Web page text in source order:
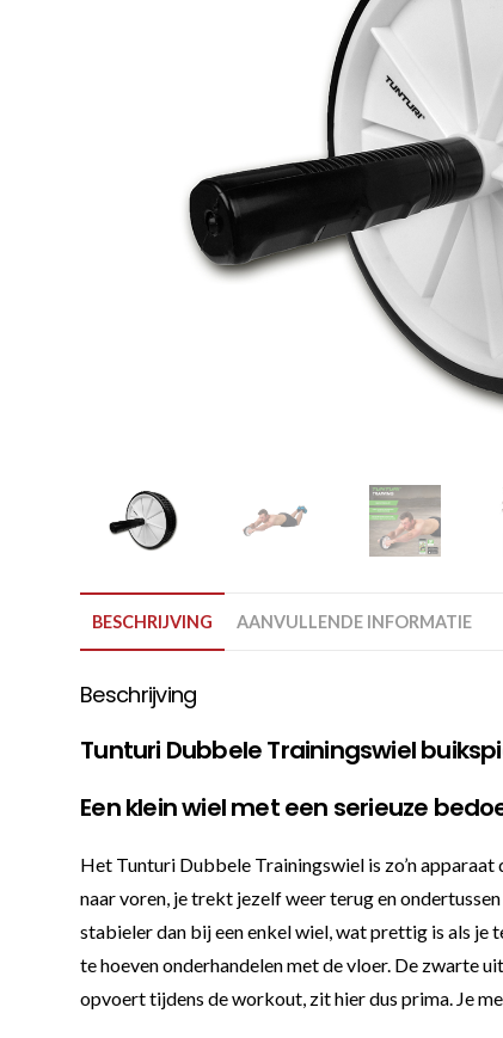
Voor
BESCHRIJVING AANVULLENDE INFORMATIE
Beschrijving
Tunturi Dubbele Trainingswiel
Een klein wiel met een serieuze
Het Tunturi Dubbele Trainingswiel is zo’n
naar voren, je trekt jezelf weer terug en
stabieler dan bij een enkel wiel, wat prettig is als
te hoeven onderhandelen met de vloer. De zwarte
opvoert tijdens de workout, zit hier dus prima. Je